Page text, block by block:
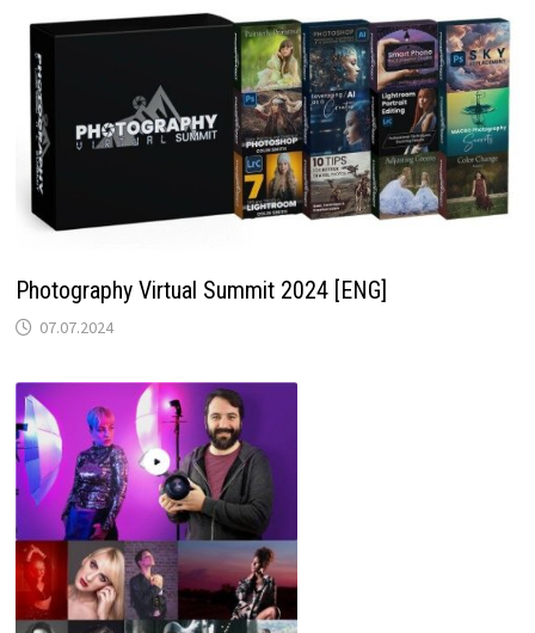
Photography Virtual Summit 2024 [ENG]
07.07.2024